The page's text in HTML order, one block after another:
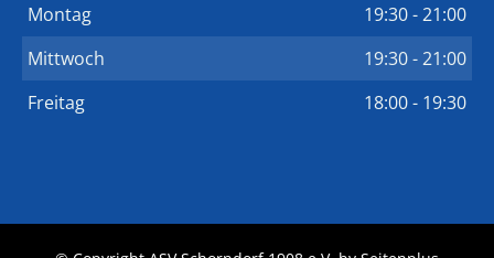
Montag
19:30 - 21:00
Mittwoch
19:30 - 21:00
Freitag
18:00 - 19:30